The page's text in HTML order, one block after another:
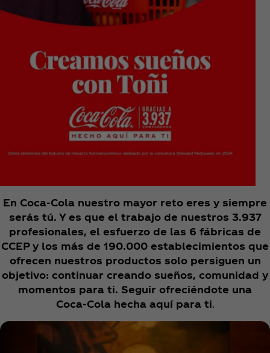
En Coca‑Cola nuestro mayor reto eres y siempre
serás tú. Y es que el trabajo de nuestros 3.937
profesionales, el esfuerzo de las 6 fábricas de
CCEP y los más de 190.000 establecimientos que
ofrecen nuestros productos solo persiguen un
objetivo: continuar creando sueños, comunidad y
momentos para ti. Seguir ofreciéndote una
Coca‑Cola hecha aquí para ti.